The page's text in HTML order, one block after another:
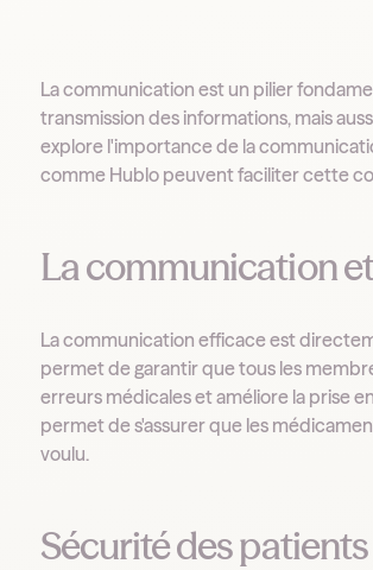
La communication est un pilier
transmission des informations, mais
explore l'importance de la
comme Hublo peuvent faciliter cette
La communication
La communication efficace est
permet de garantir que tous les
erreurs médicales et améliore la prise
permet de s'assurer que les
voulu.
Sécurité des patients